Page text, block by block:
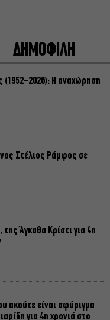
ΔΗΜΟΦΙΛΗ
(1952-2026): Η αναχώρηση
Στέλιος Ράμφος σε
Άγκαθα Κρίστι για 4η
ακούτε είναι σφύριγμα
για 4η χρονιά στο